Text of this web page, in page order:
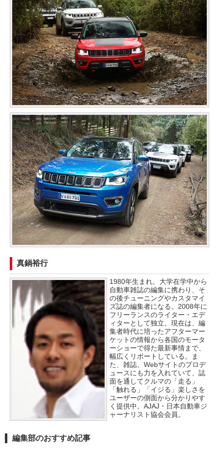
真鍋裕行
1980年生まれ。大学在学中から
自動車雑誌の編集に携わり、そ
の後チューニングやカスタマイ
ズ誌の編集者になる。2008年に
フリーランスのライター・エデ
ィターとして独立。現在は、編
集者時代に培ったアフターマー
ケットの情報から各国のモータ
ーショーで得た最新事情まで、
幅広くリポートしている。ま
た、雑誌、Webサイトのプロデ
ュースにも力を入れていて、誌
面を通してクルマの「走る」
「触れる」「イジる」楽しさを
ユーザーの側面から分かりやす
く提供中。AJAJ・日本自動車ジ
ャーナリスト協会会員。
編集部のおすすめ記事